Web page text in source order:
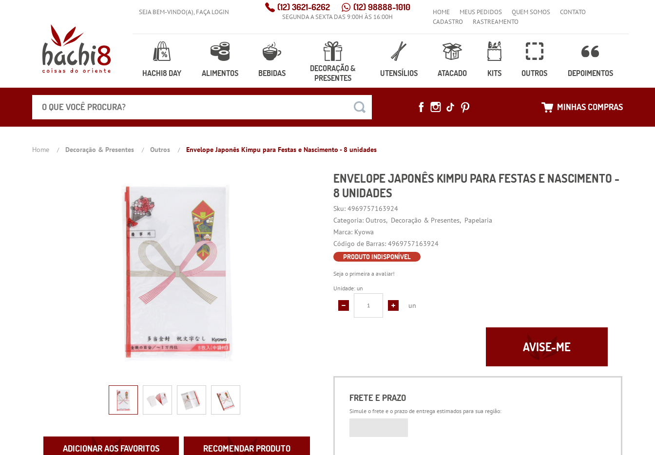
SEJA BEM-VINDO(A), FAÇA LOGIN (12)3621-6262 (12)98888-1010
SEGUNDA A SEXTA DAS 9:00H ÀS 16:00H
HOME MEUS PEDIDOS QUEM SOMOS
CONTATO
CADASTRO
RASTREAMENTO
HACHI8 DAY ALIMENTOS BEBIDAS
DECORAÇÃO &
PRESENTES
UTENSÍLIOS ATACADO KITS OUTROS DEPOIMENTOS
MINHAS COMPRAS
Home Decoração & Presentes Outros Envelope Japonês Kimpu para Festas e Nascimento - 8 unidades
ADICIONAR AOS FAVORITOS RECOMENDAR PRODUTO
ENVELOPE JAPONÊS KIMPU PARA FESTAS E NASCIMENTO -
8 UNIDADES
Sku:4969757163924
Categoria: Outros Decoração & Presentes
Papelaria
Marca: Kyowa
Código de Barras:4969757163924
PRODUTO INDISPONÍVEL
Seja o primeira a avaliar!
Unidade: un
un
AVISE-ME
FRETE E PRAZO
Simule o frete e o prazo de entrega estimados para sua região: